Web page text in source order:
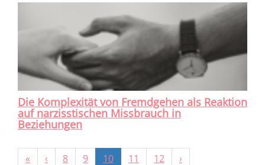
Die Komplexität von Fremdgehen als Reaktion
auf narzisstischen Missbrauch in
Beziehungen
« ‹ 8 9 10 11 12 ›